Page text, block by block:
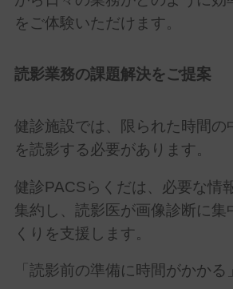
をご体験いただけます。
読影業務の課題解決をご提案
健診施設では、限られた時間の
を読影する必要があります。
健診PACSらくだは、必要な情
集約し、読影医が画像診断に集
くりを支援します。
「読影前の準備に時間がかかる」